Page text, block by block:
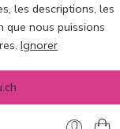
les descriptions, les
que nous puissions
Ignorer